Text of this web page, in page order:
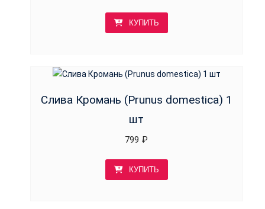
КУПИТЬ
Слива Кромань (Prunus domestica) 1
шт
799 ₽
КУПИТЬ